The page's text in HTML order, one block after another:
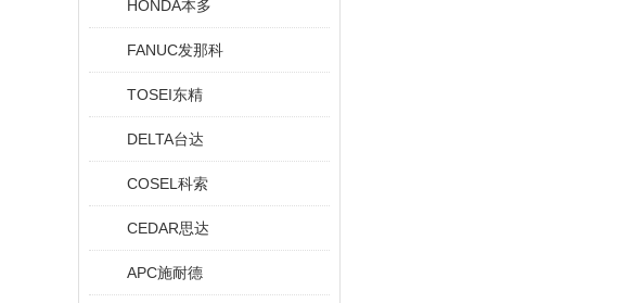
HONDA本多
FANUC发那科
TOSEI东精
DELTA台达
COSEL科索
CEDAR思达
APC施耐德